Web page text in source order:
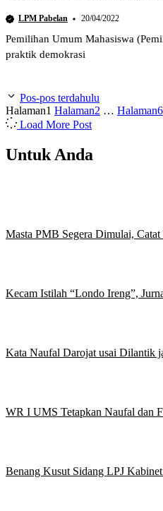
LPM Pabelan 20/04/2022
Pemilihan Umum Mahasiswa
praktik demokrasi
Pos-pos terdahulu
Halaman1 Halaman2 … Halaman6
Load More Post
Untuk Anda
Masta PMB Segera Dimulai, Catat
Kecam Istilah “Londo Ireng”,
Kata Naufal Darojat usai Dilantik
WR I UMS Tetapkan Naufal dan
Benang Kusut Sidang LPJ